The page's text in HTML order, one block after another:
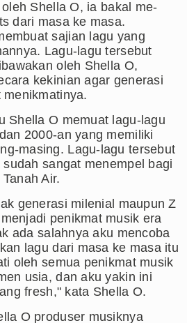
AUR, Tegaskan Tak
AIDS di Jawa Barat Sebagai
Betis pada Laga
Juventus pada Laga
Kapolda Sumut Hadiri
Aset Pemprov di Binjai
Shella O, ia bakal me-
dari masa ke masa.
sajian lagu yang
Lagu-lagu tersebut
oleh Shella O,
kekinian agar generasi
Shella O memuat lagu-lagu
2000-an yang memiliki
masing. Lagu-lagu tersebut
sudah sangat menempel bagi
Air.
generasi milenial maupun Z
penikmat musik era
ada salahnya aku mencoba
lagu dari masa ke masa itu
oleh semua penikmat musik
usia, dan aku yakin ini
fresh," kata Shella O.
O produser musiknya